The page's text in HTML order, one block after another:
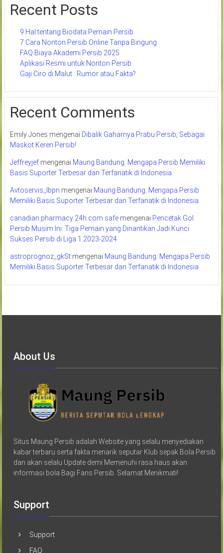
Recent Posts
9 Hal tentang Biodata Pemain Persib
7 Cara Nonton Persib Online Tanpa Bingung
FAQ Biaya Akademi Persib 2025
Aplikasi Resmi untuk Nonton Persib
Gaji Ciro di Malut : Rumor atau Fakta?
Recent Comments
Emily Jones mengenai Dibalik Gaharnya Prabu Persib, Sebagai
Maskot Keren Persib!
Jeffreyjefmengenai Maung Bandung: Mengapa Persib Memiliki
Basis Suporter Terbesar dan Terfanatik di Indonesia
Avtoservis_lbpn mengenai Maung Bandung: Mengapa Persib
Memiliki Basis Suporter Terbesar dan Terfanatik di Indonesia
canadian pharmacy 24h com safemengenai Pencetak Gol
Persib Musim Ini: Tiga Pemain yang Dinantikan Jadi Kunci
Sukses Persib di Liga 1 2023-2024
astroprognoz_gkStmengenai Maung Bandung: Mengapa Persib
Memiliki Basis Suporter Terbesar dan Terfanatik di Indonesia
About Us
Situs Maung Persib adalah Website yang selalu menyediakan
kabar terbaru serta fakta menarik seputar Klub sepak Bola Persib
dan akan selalu Update demi Memenuhi rasa haus akan
informasi bola Bagi Fans Persib. Selamat Menikmati!
Support
Support
FAQ